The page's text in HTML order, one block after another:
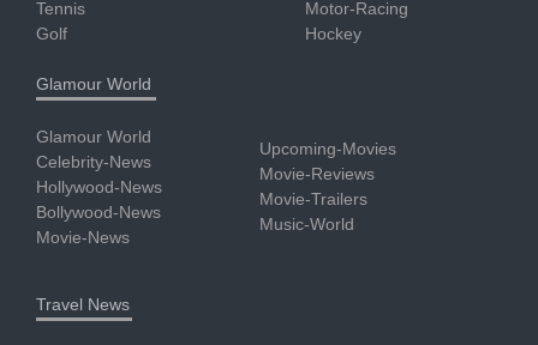
Tennis
Golf
Motor-Racing
Hockey
Glamour World
Glamour World
Celebrity-News
Hollywood-News
Bollywood-News
Movie-News
Upcoming-Movies
Movie-Reviews
Movie-Trailers
Music-World
Travel News